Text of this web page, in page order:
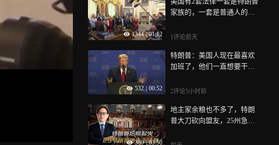
1344 | 01:12
家族的，一套是普通人的？
次，朋友一次没有
1评论前天
532 00:52
特朗普：美国人现在最喜欢
加班了，他们一直想要干到
2评论5小时前
360 | 03:50
地主家余粮也不多了，特朗
普大刀砍向盟友，25州急眼